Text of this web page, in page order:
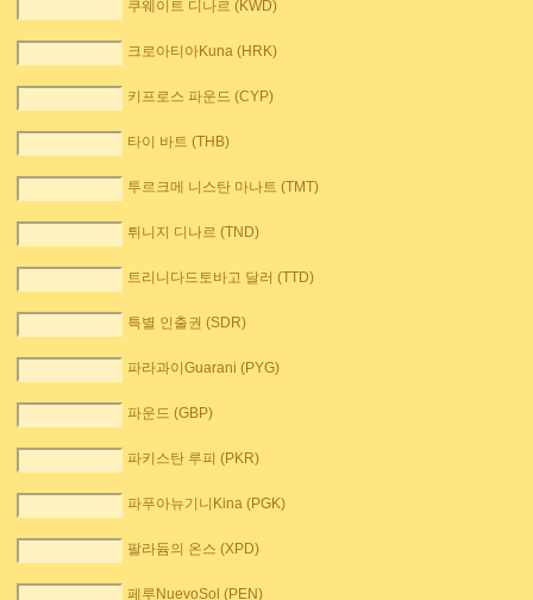
쿠웨이트 디나르 (KWD)
크로아티아Kuna (HRK)
키프로스 파운드 (CYP)
타이 바트 (THB)
투르크메 니스탄 마나트 (TMT)
튀니지 디나르 (TND)
트리니다드토바고 달러 (TTD)
특별 인출권 (SDR)
파라과이Guarani (PYG)
파운드 (GBP)
파키스탄 루피 (PKR)
파푸아뉴기니Kina (PGK)
팔라듐의 온스 (XPD)
페루NuevoSol (PEN)